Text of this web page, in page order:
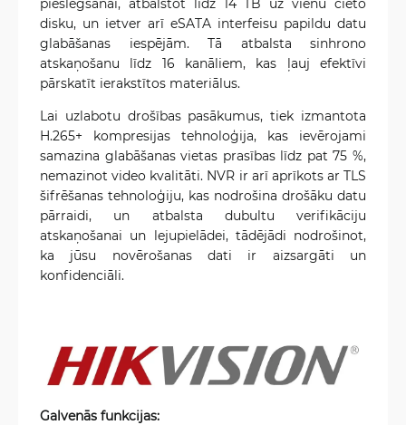
disku, un ietver arī eSATA interfeisu papildu datu
glabāšanas iespējām. Tā atbalsta sinhrono
atskaņošanu līdz 16 kanāliem, kas ļauj efektīvi
pārskatīt ierakstītos materiālus.
Lai uzlabotu drošības pasākumus, tiek izmantota
H.265+ kompresijas tehnoloģija, kas ievērojami
samazina glabāšanas vietas prasības līdz pat 75 %,
nemazinot video kvalitāti. NVR ir arī aprīkots ar TLS
šifrēšanas tehnoloģiju, kas nodrošina drošāku datu
pārraidi, un atbalsta dubultu verifikāciju
atskaņošanai un lejupielādei, tādējādi nodrošinot,
ka jūsu novērošanas dati ir aizsargāti un
konfidenciāli.
Galvenās funkcijas: